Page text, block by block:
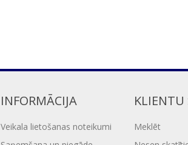
INFORMĀCIJA
Veikala lietošanas noteikumi
KLIENTU
Meklēt